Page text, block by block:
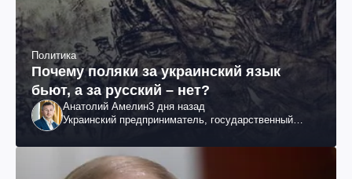
Политика
Почему поляки за украинский язык
бьют, а за русский – нет?
Анатолий Амелин3 дня назад
Украинский предприниматель, государственный